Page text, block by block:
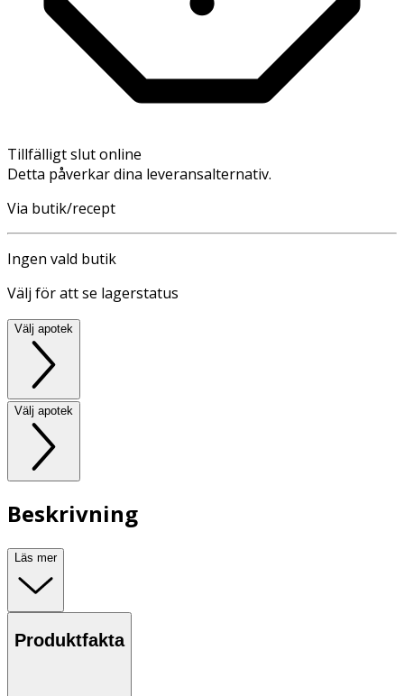
Tillfälligt slut online
Detta påverkar dina leveransalternativ.
Via butik/recept
Ingen vald butik
Välj för att se lagerstatus
Välj apotek
Välj apotek
Beskrivning
Läs mer
Produktfakta